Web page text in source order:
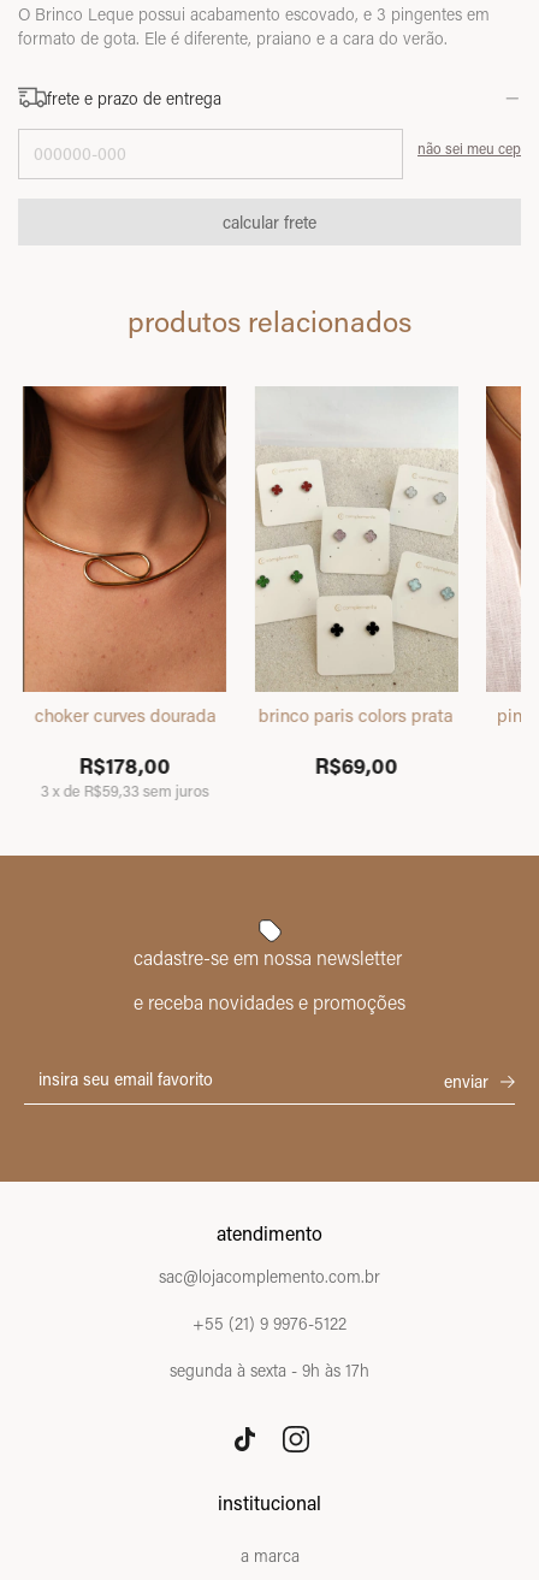
O Brinco Leque possui acabamento escovado, e 3 pingentes em
formato de gota. Ele é diferente, praiano e a cara do verão.
frete e prazo de entrega
Entregas para o CEP:
não sei meu cep
calcular frete
produtos relacionados
choker curves dourada
R$178,00
3xde R$59,33sem juros
brinco paris colors prata
R$69,00
cadastre-se em nossa newsletter
e receba novidades e promoções
atendimento
sac@lojacomplemento.com.br
+55 (21) 9 9976-5122
segunda à sexta - 9h às 17h
institucional
a marca